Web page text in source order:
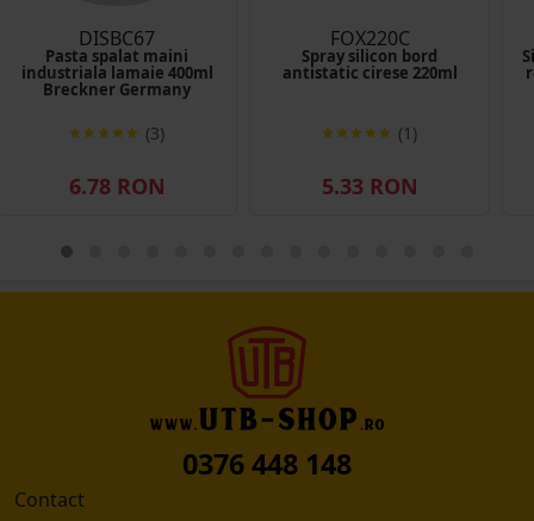
DISBC67
Pasta spalat maini
industriala lamaie 400ml
Breckner Germany
(3)
6.78 RON
FOX220C
Spray silicon bord
antistatic cirese 220ml
(1)
5.33 RON
0376 448 148
Contact